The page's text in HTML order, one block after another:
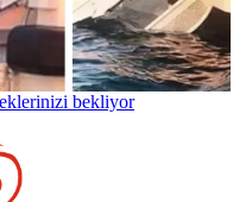
bekliyor